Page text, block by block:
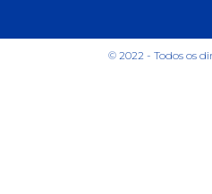
© 2022 - Todos os